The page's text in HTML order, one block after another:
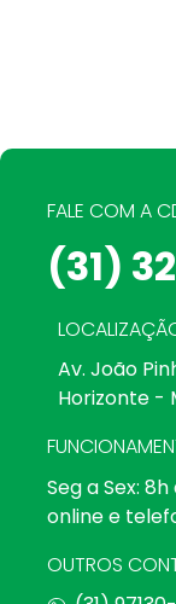
FALE COM A
(31)
Av. João
Horizonte -
Seg a Sex:
online e
OUTROS